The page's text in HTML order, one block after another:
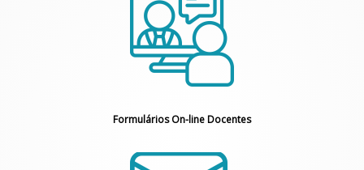
Formulários On-line Docentes